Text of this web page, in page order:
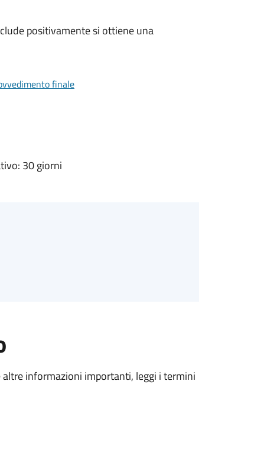
positivamente si ottiene una
finale
30 giorni
informazioni importanti, leggi i termini